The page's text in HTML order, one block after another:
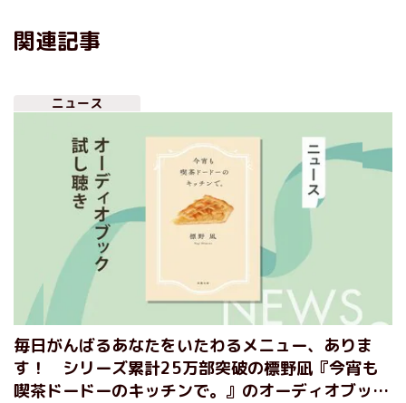
関連記事
ニュース
毎日がんばるあなたをいたわるメニュー、ありま
す！ シリーズ累計25万部突破の標野凪『今宵も
喫茶ドードーのキッチンで。』のオーディオブック